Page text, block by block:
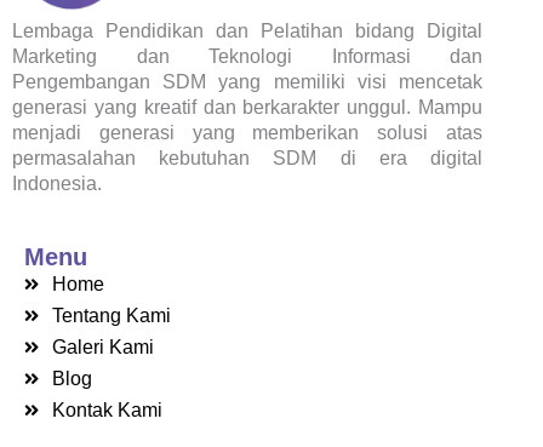
Lembaga Pendidikan dan Pelatihan bidang Digital
Marketing dan Teknologi Informasi dan
Pengembangan SDM yang memiliki visi mencetak
generasi yang kreatif dan berkarakter unggul. Mampu
menjadi generasi yang memberikan solusi atas
permasalahan kebutuhan SDM di era digital
Indonesia.
Menu
Home
Tentang Kami
Galeri Kami
Blog
Kontak Kami